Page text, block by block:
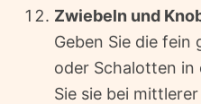
Zwiebeln und
Geben Sie die
oder Schalotten in
Sie sie bei